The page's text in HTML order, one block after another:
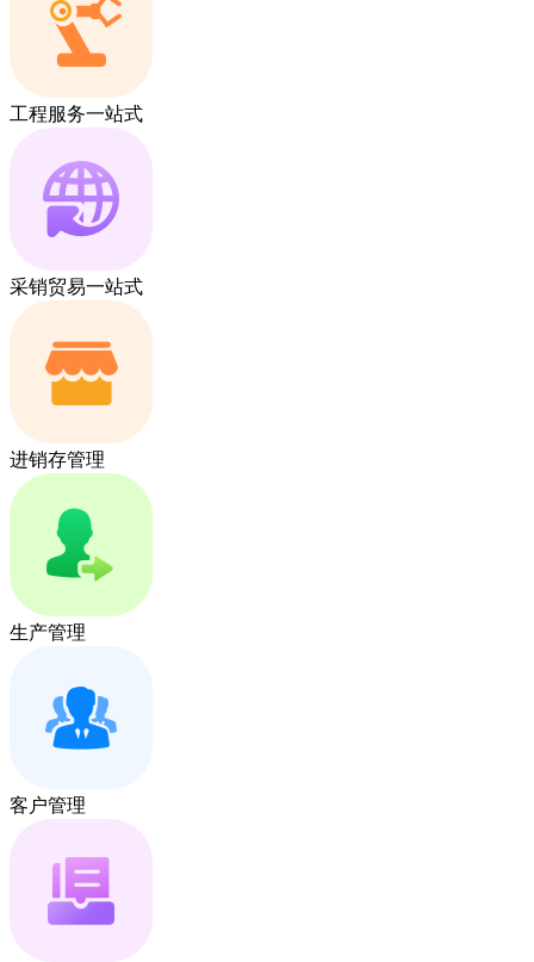
工程服务一站式
采销贸易一站式
进销存管理
生产管理
客户管理